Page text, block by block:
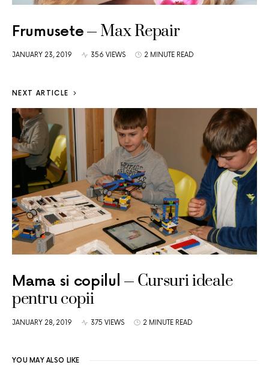
Frumusete Max Repair
JANUARY 23, 2019 356 VIEWS 2 MINUTE READ
NEXT ARTICLE
Mama si copilul
Cursuri ideale
pentru copii
JANUARY 28, 2019 375 VIEWS 2 MINUTE READ
YOU MAY ALSO LIKE